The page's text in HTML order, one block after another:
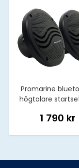
Promarine
högtalare
1 790 kr